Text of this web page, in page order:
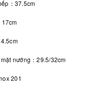
：37.5cm
nướng：29.5/32cm
201